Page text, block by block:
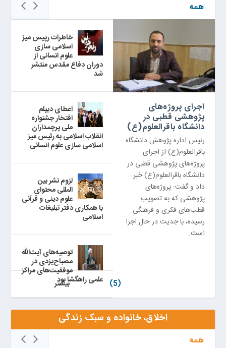
همه
(5)
اجرای پروژه‌های
پژوهشی قطبی در
دانشگاه باقرالعلوم(ع)
رئیس اداره پژوهش دانشگاه
باقرالعلوم(ع) از اجرای
پروژه‌های پژوهشی قطبی در
دانشگاه باقرالعلوم(ع) خبر
داد و گفت: پروژه‌های
پژوهشی که به تصویب
قطب‌های فکری و فرهنگی
رسیده، با جدیت در حال اجرا
است.
خاطرات رپیس میز
اسلامی سازی
علوم انسانی از
دوران دفاع مقدس منتشر
شد
اعطای دیپلم
افتخار جشنواره
ملی پرچمداران
انقلاب اسلامی به رئیس میز
اسلامی سازی علوم انسانی
لزوم نشر بین
المللی محتوای
علوم دینی و قرآنی
با همکاری دفتر تبلیغات
اسلامی
توصیه‌های آیت‌الله
مصباح‌یزدی در
موفقیت‌های مراکز
علمی راهگشا بود
بيشتر
اخلاق، خانواده و سبک زندگی
همه